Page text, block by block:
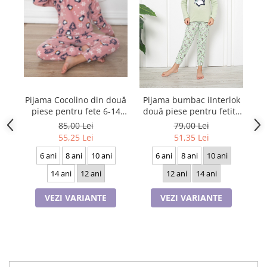
Cadouri pentru Doctori
Cadouri pentru Sfânta Maria
Pijama Cocolino din două
piese pentru fete 6-14
ani, 716
85,00 Lei
55,25 Lei
6 ani 8 ani
10 ani
14 ani
12 ani
VEZI VARIANTE
Pijama bumbac iInterlok
două piese pentru fetite
6-14 ani, BERF1025
79,00 Lei
51,35 Lei
6 ani 8 ani
10 ani
12 ani
14 ani
VEZI VARIANTE